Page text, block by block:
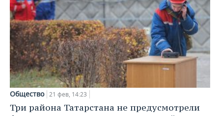
Общество 21 фев, 14:23
Три района Татарстана не предусмотрели